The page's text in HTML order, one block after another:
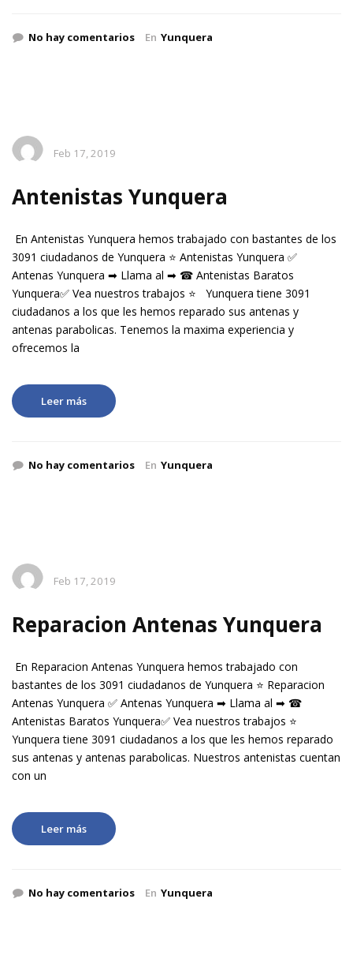
No hay comentarios En Yunquera
Feb 17, 2019
Antenistas Yunquera
En Antenistas Yunquera hemos trabajado con bastantes de los
3091 ciudadanos de Yunquera ⭐ Antenistas Yunquera ✅
Antenas Yunquera ➡ Llama al ➡ ☎ Antenistas Baratos
Yunquera✅ Vea nuestros trabajos ⭐ Yunquera tiene 3091
ciudadanos a los que les hemos reparado sus antenas y
antenas parabolicas. Tenemos la maxima experiencia y
ofrecemos la
Leer más
No hay comentarios En Yunquera
Feb 17, 2019
Reparacion Antenas Yunquera
En Reparacion Antenas Yunquera hemos trabajado con
bastantes de los 3091 ciudadanos de Yunquera ⭐ Reparacion
Antenas Yunquera ✅ Antenas Yunquera ➡ Llama al ➡ ☎
Antenistas Baratos Yunquera✅ Vea nuestros trabajos ⭐
Yunquera tiene 3091 ciudadanos a los que les hemos reparado
sus antenas y antenas parabolicas. Nuestros antenistas cuentan
con un
Leer más
No hay comentarios En Yunquera